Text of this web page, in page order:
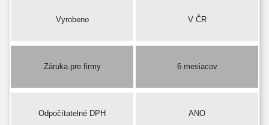
Vyrobeno V ČR
Záruka pre firmy 6 mesiacov
Odpočítatelné DPH ANO